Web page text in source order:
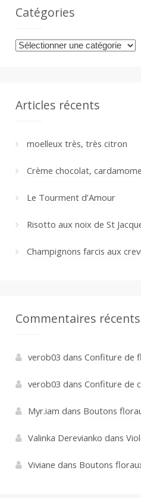
n
Catégories
Catégories
Articles récents
moelleux très, très citron
Crème chocolat,
Le Tourment d’Amour
Risotto aux noix de St
Champignons farcis aux
Commentaires récents
verob03 dans Confiture de
verob03 dans Confiture de
Myr.iam dans Boutons
Valinka Derevianko dans
Viviane dans Boutons